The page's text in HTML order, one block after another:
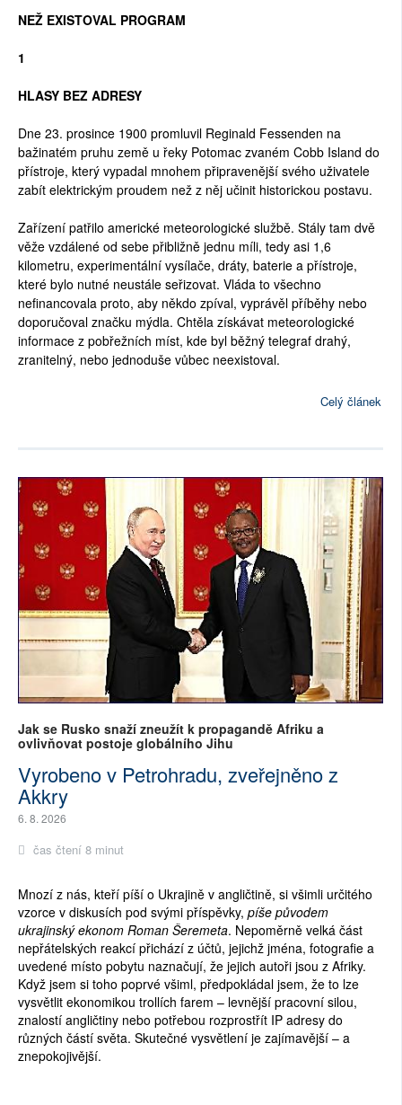
NEŽ EXISTOVAL PROGRAM
1
HLASY BEZ ADRESY
Dne 23. prosince 1900 promluvil Reginald Fessenden na
bažinatém pruhu země u řeky Potomac zvaném Cobb Island do
přístroje, který vypadal mnohem připravenější svého uživatele
zabít elektrickým proudem než z něj učinit historickou postavu.
Zařízení patřilo americké meteorologické službě. Stály tam dvě
věže vzdálené od sebe přibližně jednu míli, tedy asi 1,6
kilometru, experimentální vysílače, dráty, baterie a přístroje,
které bylo nutné neustále seřizovat. Vláda to všechno
nefinancovala proto, aby někdo zpíval, vyprávěl příběhy nebo
doporučoval značku mýdla. Chtěla získávat meteorologické
informace z pobřežních míst, kde byl běžný telegraf drahý,
zranitelný, nebo jednoduše vůbec neexistoval.
Celý článek
Jak se Rusko snaží zneužít k propagandě Afriku a
ovlivňovat postoje globálního Jihu
Vyrobeno v Petrohradu, zveřejněno z
Akkry
6. 8. 2026
čas čtení 8 minut
Mnozí z nás, kteří píší o Ukrajině v angličtině, si všimli určitého
vzorce v diskusích pod svými příspěvky, píše původem
ukrajinský ekonom Roman Šeremeta. Nepoměrně velká část
nepřátelských reakcí přichází z účtů, jejichž jména, fotografie a
uvedené místo pobytu naznačují, že jejich autoři jsou z Afriky.
Když jsem si toho poprvé všiml, předpokládal jsem, že to lze
vysvětlit ekonomikou trollích farem – levnější pracovní silou,
znalostí angličtiny nebo potřebou rozprostřít IP adresy do
různých částí světa. Skutečné vysvětlení je zajímavější – a
znepokojivější.